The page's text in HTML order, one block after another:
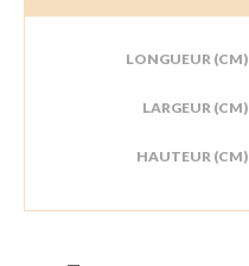
LONGUEUR (CM)
LARGEUR (CM)
HAUTEUR (CM)